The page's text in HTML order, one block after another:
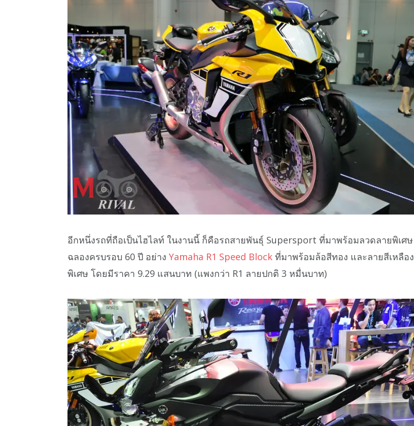
อีกหนึ่งรถที่ถือเป็นไฮไลท์ ในงานนี้ ก็คือรถสายพันธุ์ Supersport ที่มาพร้อมลวดลายพิเศษ
ฉลองครบรอบ 60 ปี อย่าง Yamaha R1 Speed Block ที่มาพร้อมล้อสีทอง และลายสีเหลือง
พิเศษ โดยมีราคา 9.29 แสนบาท (แพงกว่า R1 ลายปกติ 3 หมื่นบาท)